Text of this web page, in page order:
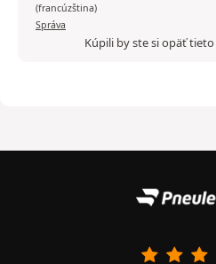
(francúzština)
Správa
Kúpili by ste si opäť